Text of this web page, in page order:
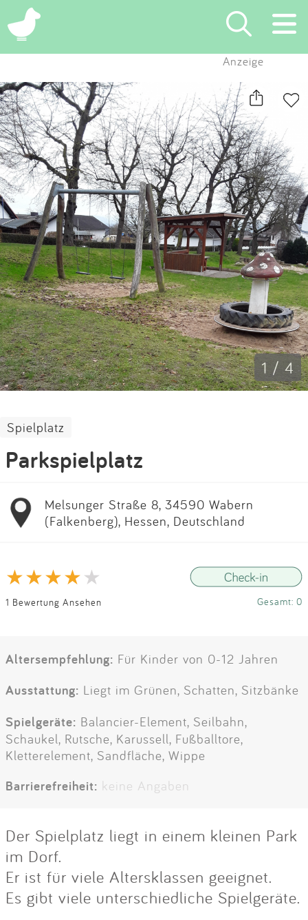
×
Suchen
Eintragen
App
Blog
Partner
Kontakt
Impressum
Anmelden
Anzeige
1 / 4
Spielplatz
Parkspielplatz
Melsunger Straße 8, 34590 Wabern
(Falkenberg), Hessen, Deutschland
1 Bewertung Ansehen Gesamt: 0
Altersempfehlung: Für Kinder von 0-12 Jahren
Ausstattung: Liegt im Grünen, Schatten, Sitzbänke
Spielgeräte: Balancier-Element, Seilbahn,
Schaukel, Rutsche, Karussell, Fußballtore,
Kletterelement, Sandfläche, Wippe
Barrierefreiheit: keine Angaben
Der Spielplatz liegt in einem kleinen Park
im Dorf.
Er ist für viele Altersklassen geeignet.
Es gibt viele unterschiedliche Spielgeräte.